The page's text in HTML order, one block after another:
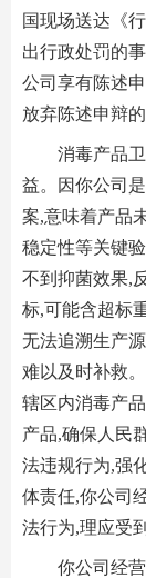
国现场送达《
出行政处罚的
公司享有陈述
放弃陈述申辩的
消毒产品
益。因你公司
案,意味着产品
稳定性等关键
不到抑菌效果,
标,可能含超标
无法追溯生产
难以及时补救
辖区内消毒产
产品,确保人民
法违规行为,强
体责任,你公司
法行为,理应受
你公司经